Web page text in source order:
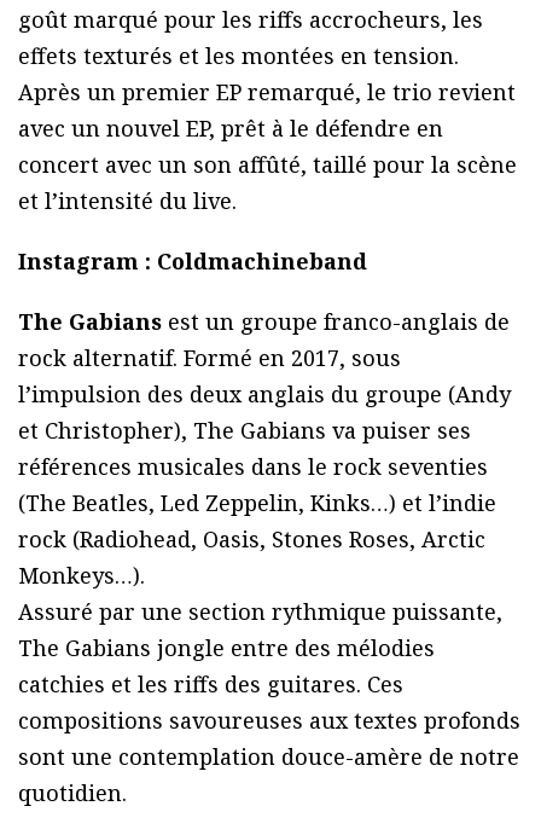
goût marqué pour les riffs accrocheurs, les
effets texturés et les montées en tension.
Après un premier EP remarqué, le trio revient
avec un nouvel EP, prêt à le défendre en
concert avec un son affûté, taillé pour la scène
et l’intensité du live.
Instagram : Coldmachineband
The Gabians est un groupe franco-anglais de
rock alternatif. Formé en 2017, sous
l’impulsion des deux anglais du groupe (Andy
et Christopher), The Gabians va puiser ses
références musicales dans le rock seventies
(The Beatles, Led Zeppelin, Kinks…) et l’indie
rock (Radiohead, Oasis, Stones Roses, Arctic
Monkeys…).
Assuré par une section rythmique puissante,
The Gabians jongle entre des mélodies
catchies et les riffs des guitares. Ces
compositions savoureuses aux textes profonds
sont une contemplation douce-amère de notre
quotidien.